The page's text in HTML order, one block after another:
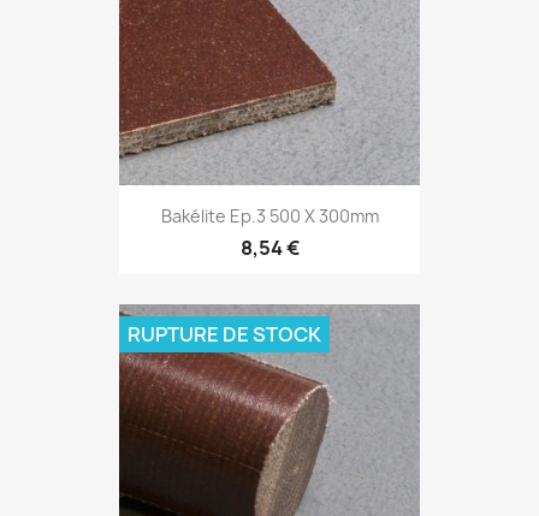
Bakélite Ep.3 500 X 300mm
8,54 €
RUPTURE DE STOCK